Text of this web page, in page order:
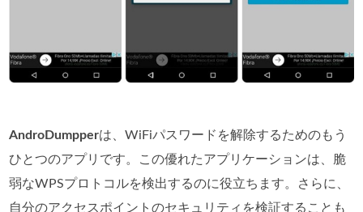
AndroDumpperは、WiFiパスワードを解除するためのもう
ひとつのアプリです。この優れたアプリケーションは、脆
弱なWPSプロトコルを検出するのに役立ちます。さらに、
自分のアクセスポイントのセキュリティを検証することも